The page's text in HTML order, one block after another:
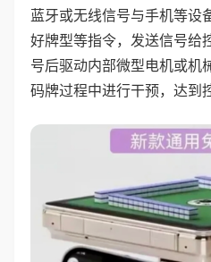
蓝牙或无线信号与手机等设
好牌型等指令，发送信号给
号后驱动内部微型电机或机
码牌过程中进行干预，达到